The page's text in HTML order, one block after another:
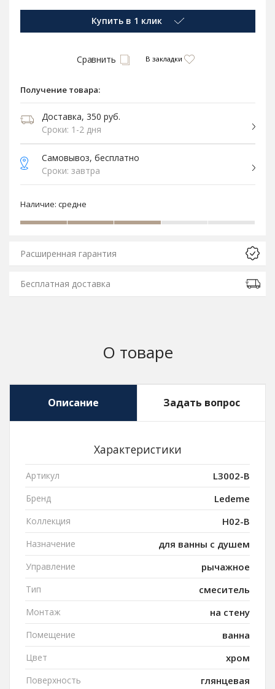
Купить в 1 клик
Сравнить В закладки
Получение товара:
Доставка, 350 руб.
Сроки: 1-2 дня
Самовывоз, бесплатно
Сроки: завтра
Наличие: средне
Расширенная гарантия
Бесплатная доставка
О товаре
Описание Задать вопрос
Характеристики
Артикул L3002-B
Бренд Ledeme
Коллекция H02-B
Назначение для ванны с душем
Управление рычажное
Тип смеситель
Монтаж на стену
Помещение ванна
Цвет хром
Поверхность глянцевая